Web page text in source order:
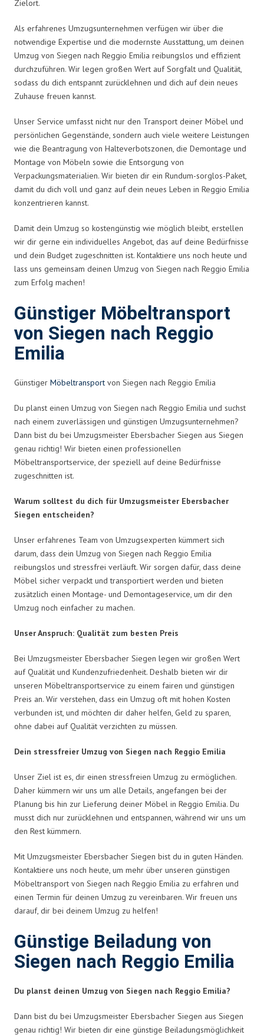
Zielort.
Als erfahrenes Umzugsunternehmen verfügen wir über die
notwendige Expertise und die modernste Ausstattung, um deinen
Umzug von Siegen nach Reggio Emilia reibungslos und effizient
durchzuführen. Wir legen großen Wert auf Sorgfalt und Qualität,
sodass du dich entspannt zurücklehnen und dich auf dein neues
Zuhause freuen kannst.
Unser Service umfasst nicht nur den Transport deiner Möbel und
persönlichen Gegenstände, sondern auch viele weitere Leistungen
wie die Beantragung von Halteverbotszonen, die Demontage und
Montage von Möbeln sowie die Entsorgung von
Verpackungsmaterialien. Wir bieten dir ein Rundum-sorglos-Paket,
damit du dich voll und ganz auf dein neues Leben in Reggio Emilia
konzentrieren kannst.
Damit dein Umzug so kostengünstig wie möglich bleibt, erstellen
wir dir gerne ein individuelles Angebot, das auf deine Bedürfnisse
und dein Budget zugeschnitten ist. Kontaktiere uns noch heute und
lass uns gemeinsam deinen Umzug von Siegen nach Reggio Emilia
zum Erfolg machen!
Günstiger Möbeltransport
von Siegen nach Reggio
Emilia
Günstiger Möbeltransport von Siegen nach Reggio Emilia
Du planst einen Umzug von Siegen nach Reggio Emilia und suchst
nach einem zuverlässigen und günstigen Umzugsunternehmen?
Dann bist du bei Umzugsmeister Ebersbacher Siegen aus Siegen
genau richtig! Wir bieten einen professionellen
Möbeltransportservice, der speziell auf deine Bedürfnisse
zugeschnitten ist.
Warum solltest du dich für Umzugsmeister Ebersbacher
Siegen entscheiden?
Unser erfahrenes Team von Umzugsexperten kümmert sich
darum, dass dein Umzug von Siegen nach Reggio Emilia
reibungslos und stressfrei verläuft. Wir sorgen dafür, dass deine
Möbel sicher verpackt und transportiert werden und bieten
zusätzlich einen Montage- und Demontageservice, um dir den
Umzug noch einfacher zu machen.
Unser Anspruch: Qualität zum besten Preis
Bei Umzugsmeister Ebersbacher Siegen legen wir großen Wert
auf Qualität und Kundenzufriedenheit. Deshalb bieten wir dir
unseren Möbeltransportservice zu einem fairen und günstigen
Preis an. Wir verstehen, dass ein Umzug oft mit hohen Kosten
verbunden ist, und möchten dir daher helfen, Geld zu sparen,
ohne dabei auf Qualität verzichten zu müssen.
Dein stressfreier Umzug von Siegen nach Reggio Emilia
Unser Ziel ist es, dir einen stressfreien Umzug zu ermöglichen.
Daher kümmern wir uns um alle Details, angefangen bei der
Planung bis hin zur Lieferung deiner Möbel in Reggio Emilia. Du
musst dich nur zurücklehnen und entspannen, während wir uns um
den Rest kümmern.
Mit Umzugsmeister Ebersbacher Siegen bist du in guten Händen.
Kontaktiere uns noch heute, um mehr über unseren günstigen
Möbeltransport von Siegen nach Reggio Emilia zu erfahren und
einen Termin für deinen Umzug zu vereinbaren. Wir freuen uns
darauf, dir bei deinem Umzug zu helfen!
Günstige Beiladung von
Siegen nach Reggio Emilia
Du planst deinen Umzug von Siegen nach Reggio Emilia?
Dann bist du bei Umzugsmeister Ebersbacher Siegen aus Siegen
genau richtig! Wir bieten dir eine günstige Beiladungsmöglichkeit